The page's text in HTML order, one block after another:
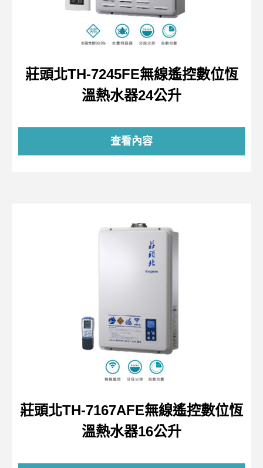
莊頭北TH-7245FE無線遙控數位恆
溫熱水器24公升
查看內容
莊頭北TH-7167AFE無線遙控數位恆
溫熱水器16公升